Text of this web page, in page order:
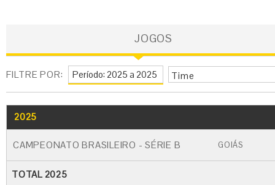
JOGOS
FILTRE POR: Time
2025
CAMPEONATO BRASILEIRO - SÉRIE B GOIÁS
TOTAL 2025